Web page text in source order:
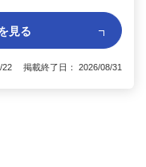
見る
22 掲載終了日： 2026/08/31